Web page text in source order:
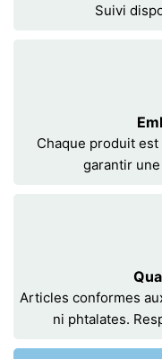
Suivi
Chaque produit
garantir
Articles conformes
ni phtalates.